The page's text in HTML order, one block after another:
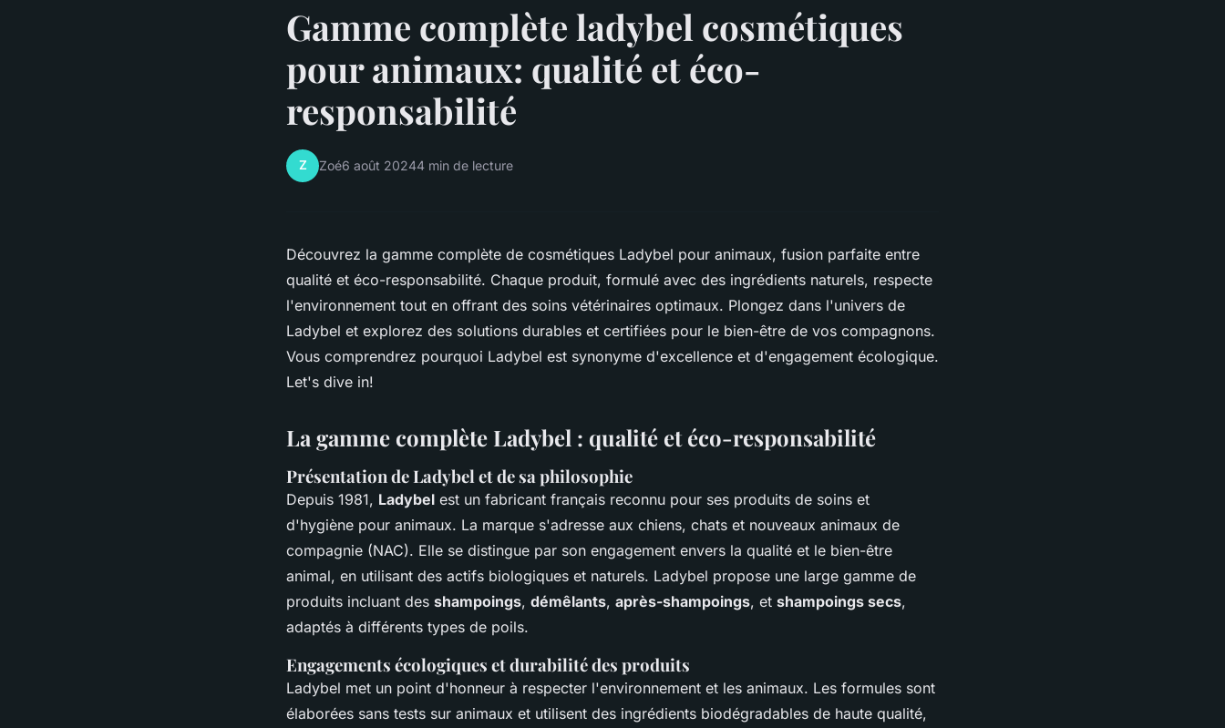
Gamme complète ladybel cosmétiques
pour animaux: qualité et éco-
responsabilité
Z Zoé6 août 20244 min de lecture
Découvrez la gamme complète de cosmétiques Ladybel pour animaux, fusion parfaite entre
qualité et éco-responsabilité. Chaque produit, formulé avec des ingrédients naturels, respecte
l'environnement tout en offrant des soins vétérinaires optimaux. Plongez dans l'univers de
Ladybel et explorez des solutions durables et certifiées pour le bien-être de vos compagnons.
Vous comprendrez pourquoi Ladybel est synonyme d'excellence et d'engagement écologique.
Let's dive in!
La gamme complète Ladybel : qualité et éco-responsabilité
Présentation de Ladybel et de sa philosophie
Depuis 1981, Ladybel est un fabricant français reconnu pour ses produits de soins et
d'hygiène pour animaux. La marque s'adresse aux chiens, chats et nouveaux animaux de
compagnie (NAC). Elle se distingue par son engagement envers la qualité et le bien-être
animal, en utilisant des actifs biologiques et naturels. Ladybel propose une large gamme de
produits incluant des shampoings, démêlants, après-shampoings, et shampoings secs,
adaptés à différents types de poils.
Engagements écologiques et durabilité des produits
Ladybel met un point d'honneur à respecter l'environnement et les animaux. Les formules sont
élaborées sans tests sur animaux et utilisent des ingrédients biodégradables de haute qualité,